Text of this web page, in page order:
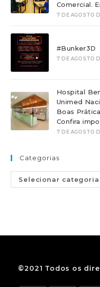
Comercial.
7 DE AGOSTO
#Bunker3D
7 DE AGOSTO
Hospital
Unimed
Boas
Confira
7 DE AGOSTO
Categorias
Selecionar categoria
©2021 Todos os